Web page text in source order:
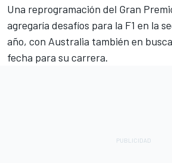
Una reprogramación del Gran
agregaría desafíos para la F1 en la
año, con Australia también en
fecha para su carrera.